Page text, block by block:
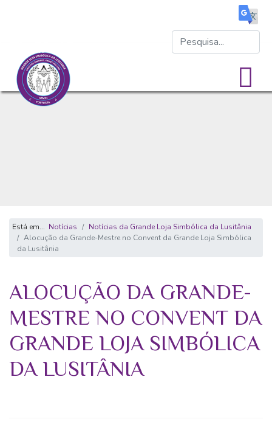
Está em... Notícias
Notícias da Grande Loja Simbólica da Lusitânia
Alocução da Grande-Mestre no Convent da Grande Loja Simbólica
da Lusitânia
ALOCUÇÃO DA GRANDE-
MESTRE NO CONVENT DA
GRANDE LOJA SIMBÓLICA
DA LUSITÂNIA